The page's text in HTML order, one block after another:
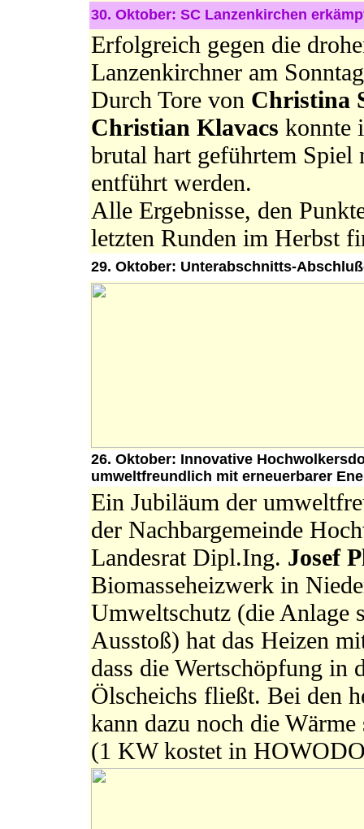
30. Oktober: SC Lanzenkirchen
Erfolgreich gegen die
Lanzenkirchner am
Durch Tore von Christina
Christian Klavacs konnte
brutal hart geführtem Spiel
entführt werden.
Alle Ergebnisse, den
letzten Runden im Herbst
29. Oktober: Unterabschnitts-
26. Oktober: Innovative
umweltfreundlich mit erneuerbarer
Ein Jubiläum der
der Nachbargemeinde
Landesrat Dipl.Ing. Josef
Biomasseheizwerk in
Umweltschutz (die Anlage
Ausstoß) hat das Heizen
dass die Wertschöpfung in
Ölscheichs fließt. Bei den
kann dazu noch die
(1 KW kostet in